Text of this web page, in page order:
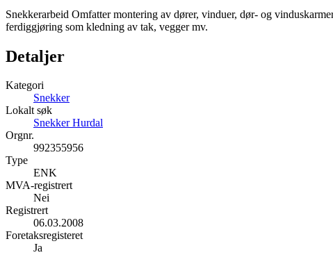
Snekkerarbeid Omfatter montering av dører, vinduer, dør- og
ferdiggjøring som kledning av tak, vegger mv.
Detaljer
Kategori
Snekker
Lokalt søk
Snekker Hurdal
Orgnr.
992355956
Type
ENK
MVA-registrert
Nei
Registrert
06.03.2008
Foretaksregisteret
Ja